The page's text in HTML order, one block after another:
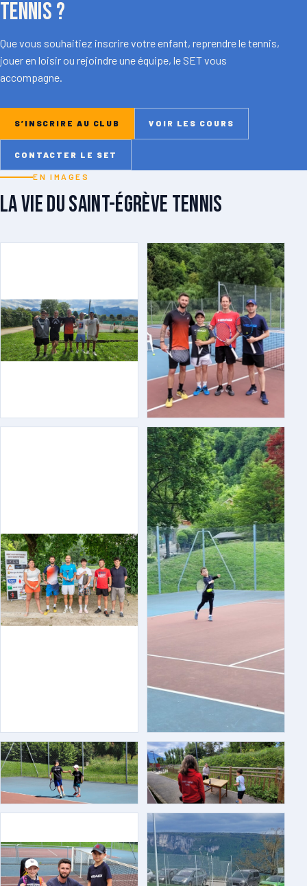
Tennis ?
Que vous souhaitiez inscrire votre enfant, reprendre le tennis,
jouer en loisir ou rejoindre une équipe, le SET vous
accompagne.
S’INSCRIRE AU CLUB VOIR LES COURS
CONTACTER LE SET
EN IMAGES
La vie du Saint-Égrève Tennis